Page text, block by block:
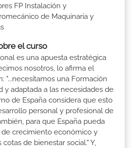
FP Instalación y
de Maquinaria y
el curso
es una apuesta estratégica
nosotros, lo afirma el
"...necesitamos una Formación
y adaptada a las necesidades de
de España considera que esto
personal y profesional de
para que España pueda
crecimiento económico y
de bienestar social." Y,